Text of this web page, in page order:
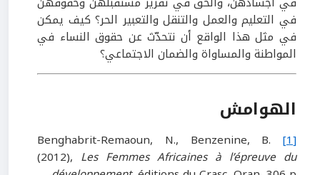
في التعليم والعمل والتنقل والتعبير الحر؟ كيف يمكن
في مثل هذا الواقع أن نتحدّث عن حقوق النساء في
المواطنة والمساواة والضمان الاجتماعي؟
الهوامش
[1]
Benghabrit-Remaoun, N., Benzenine, B.
(2012), Les Femmes Africaines à l’épreuve du